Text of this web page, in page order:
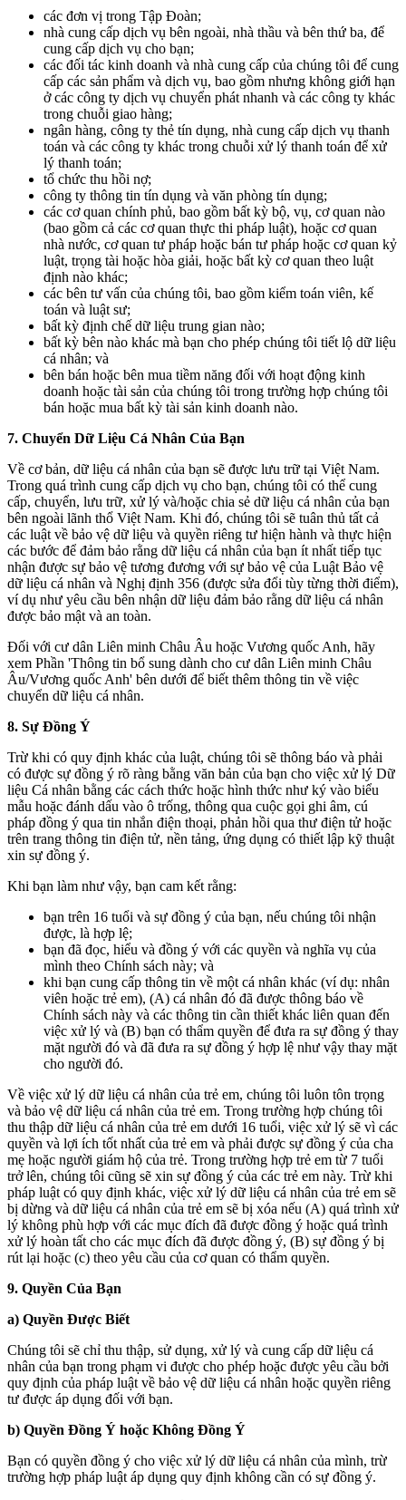
các đơn vị trong Tập Đoàn;
nhà cung cấp dịch vụ bên ngoài, nhà thầu và bên thứ ba, để
cung cấp dịch vụ cho bạn;
các đối tác kinh doanh và nhà cung cấp của chúng tôi để cung
cấp các sản phẩm và dịch vụ, bao gồm nhưng không giới hạn
ở các công ty dịch vụ chuyển phát nhanh và các công ty khác
trong chuỗi giao hàng;
ngân hàng, công ty thẻ tín dụng, nhà cung cấp dịch vụ thanh
toán và các công ty khác trong chuỗi xử lý thanh toán để xử
lý thanh toán;
tổ chức thu hồi nợ;
công ty thông tin tín dụng và văn phòng tín dụng;
các cơ quan chính phủ, bao gồm bất kỳ bộ, vụ, cơ quan nào
(bao gồm cả các cơ quan thực thi pháp luật), hoặc cơ quan
nhà nước, cơ quan tư pháp hoặc bán tư pháp hoặc cơ quan kỷ
luật, trọng tài hoặc hòa giải, hoặc bất kỳ cơ quan theo luật
định nào khác;
các bên tư vấn của chúng tôi, bao gồm kiểm toán viên, kế
toán và luật sư;
bất kỳ định chế dữ liệu trung gian nào;
bất kỳ bên nào khác mà bạn cho phép chúng tôi tiết lộ dữ liệu
cá nhân; và
bên bán hoặc bên mua tiềm năng đối với hoạt động kinh
doanh hoặc tài sản của chúng tôi trong trường hợp chúng tôi
bán hoặc mua bất kỳ tài sản kinh doanh nào.
7. Chuyển Dữ Liệu Cá Nhân Của Bạn
Về cơ bản, dữ liệu cá nhân của bạn sẽ được lưu trữ tại Việt Nam.
Trong quá trình cung cấp dịch vụ cho bạn, chúng tôi có thể cung
cấp, chuyển, lưu trữ, xử lý và/hoặc chia sẻ dữ liệu cá nhân của bạn
bên ngoài lãnh thổ Việt Nam. Khi đó, chúng tôi sẽ tuân thủ tất cả
các luật về bảo vệ dữ liệu và quyền riêng tư hiện hành và thực hiện
các bước để đảm bảo rằng dữ liệu cá nhân của bạn ít nhất tiếp tục
nhận được sự bảo vệ tương đương với sự bảo vệ của Luật Bảo vệ
dữ liệu cá nhân và Nghị định 356 (được sửa đổi tùy từng thời điểm),
ví dụ như yêu cầu bên nhận dữ liệu đảm bảo rằng dữ liệu cá nhân
được bảo mật và an toàn.
Đối với cư dân Liên minh Châu Âu hoặc Vương quốc Anh, hãy
xem Phần 'Thông tin bổ sung dành cho cư dân Liên minh Châu
Âu/Vương quốc Anh' bên dưới để biết thêm thông tin về việc
chuyển dữ liệu cá nhân.
8. Sự Đồng Ý
Trừ khi có quy định khác của luật, chúng tôi sẽ thông báo và phải
có được sự đồng ý rõ ràng bằng văn bản của bạn cho việc xử lý Dữ
liệu Cá nhân bằng các cách thức hoặc hình thức như ký vào biểu
mẫu hoặc đánh dấu vào ô trống, thông qua cuộc gọi ghi âm, cú
pháp đồng ý qua tin nhắn điện thoại, phản hồi qua thư điện tử hoặc
trên trang thông tin điện tử, nền tảng, ứng dụng có thiết lập kỹ thuật
xin sự đồng ý.
Khi bạn làm như vậy, bạn cam kết rằng:
bạn trên 16 tuổi và sự đồng ý của bạn, nếu chúng tôi nhận
được, là hợp lệ;
bạn đã đọc, hiểu và đồng ý với các quyền và nghĩa vụ của
mình theo Chính sách này; và
khi bạn cung cấp thông tin về một cá nhân khác (ví dụ: nhân
viên hoặc trẻ em), (A) cá nhân đó đã được thông báo về
Chính sách này và các thông tin cần thiết khác liên quan đến
việc xử lý và (B) bạn có thẩm quyền để đưa ra sự đồng ý thay
mặt người đó và đã đưa ra sự đồng ý hợp lệ như vậy thay mặt
cho người đó.
Về việc xử lý dữ liệu cá nhân của trẻ em, chúng tôi luôn tôn trọng
và bảo vệ dữ liệu cá nhân của trẻ em. Trong trường hợp chúng tôi
thu thập dữ liệu cá nhân của trẻ em dưới 16 tuổi, việc xử lý sẽ vì các
quyền và lợi ích tốt nhất của trẻ em và phải được sự đồng ý của cha
mẹ hoặc người giám hộ của trẻ. Trong trường hợp trẻ em từ 7 tuổi
trở lên, chúng tôi cũng sẽ xin sự đồng ý của các trẻ em này. Trừ khi
pháp luật có quy định khác, việc xử lý dữ liệu cá nhân của trẻ em sẽ
bị dừng và dữ liệu cá nhân của trẻ em sẽ bị xóa nếu (A) quá trình xử
lý không phù hợp với các mục đích đã được đồng ý hoặc quá trình
xử lý hoàn tất cho các mục đích đã được đồng ý, (B) sự đồng ý bị
rút lại hoặc (c) theo yêu cầu của cơ quan có thẩm quyền.
9. Quyền Của Bạn
a) Quyền Được Biết
Chúng tôi sẽ chỉ thu thập, sử dụng, xử lý và cung cấp dữ liệu cá
nhân của bạn trong phạm vi được cho phép hoặc được yêu cầu bởi
quy định của pháp luật về bảo vệ dữ liệu cá nhân hoặc quyền riêng
tư được áp dụng đối với bạn.
b) Quyền Đồng Ý hoặc Không Đồng Ý
Bạn có quyền đồng ý cho việc xử lý dữ liệu cá nhân của mình, trừ
trường hợp pháp luật áp dụng quy định không cần có sự đồng ý.